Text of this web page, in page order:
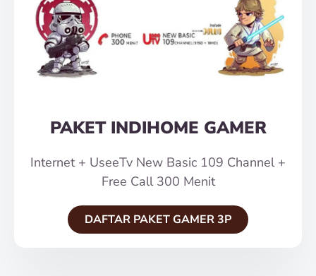
PAKET INDIHOME GAMER
Internet + UseeTv New Basic 109 Channel +
Free Call 300 Menit
DAFTAR PAKET GAMER 3P